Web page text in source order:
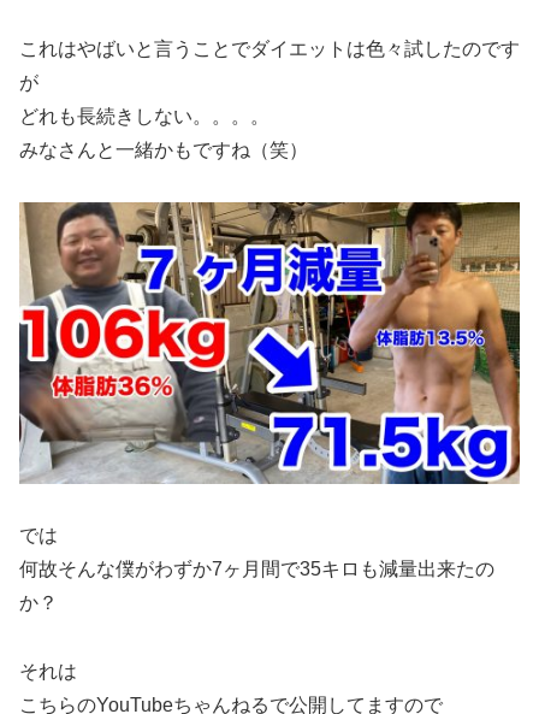
これはやばいと言うことでダイエットは色々試したのです
が
どれも長続きしない。。。。
みなさんと一緒かもですね（笑）
では
何故そんな僕がわずか7ヶ月間で35キロも減量出来たの
か？
それは
こちらのYouTubeちゃんねるで公開してますので